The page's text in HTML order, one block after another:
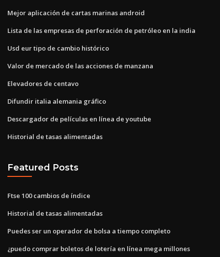
Mejor aplicación de cartas marinas android
Lista de las empresas de perforación de petróleo en la india
Usd eur tipo de cambio histórico
Valor de mercado de las acciones de manzana
Elevadores de centavo
Difundir italia alemania gráfico
Descargador de películas en línea de youtube
Historial de tasas alimentadas
Featured Posts
Ftse 100 cambios de índice
Historial de tasas alimentadas
Puedes ser un operador de bolsa a tiempo completo
¿puedo comprar boletos de lotería en línea mega millones